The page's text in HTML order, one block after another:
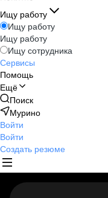
Ищу работу
Ищу работу
Ищу работу
Ищу сотрудника
Сервисы
Помощь
Ещё
Поиск
Мурино
Войти
Войти
Создать резюме